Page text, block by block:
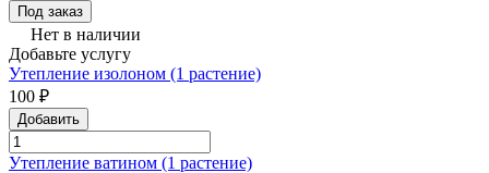
Под заказ
Нет в наличии
Добавьте услугу
Утепление изолоном (1 растение)
100 ₽
Добавить
Утепление ватином (1 растение)